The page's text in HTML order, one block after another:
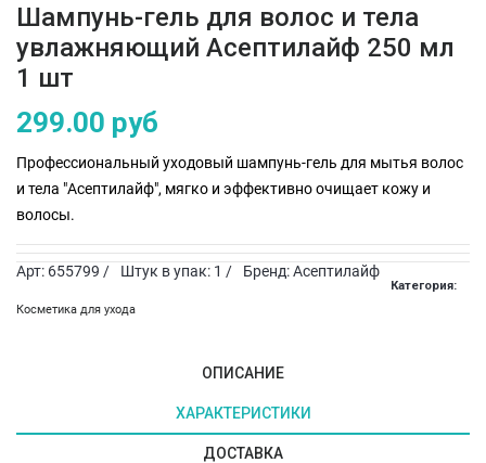
Шампунь-гель для волос и тела
увлажняющий Асептилайф 250 мл
1 шт
299.00 руб
Профессиональный уходовый шампунь-гель для мытья волос
и тела "Асептилайф", мягко и эффективно очищает кожу и
волосы.
Арт: 655799 / Штук в упак: 1 / Бренд: Асептилайф
Категория:
Косметика для ухода
ОПИСАНИЕ
ХАРАКТЕРИСТИКИ
ДОСТАВКА